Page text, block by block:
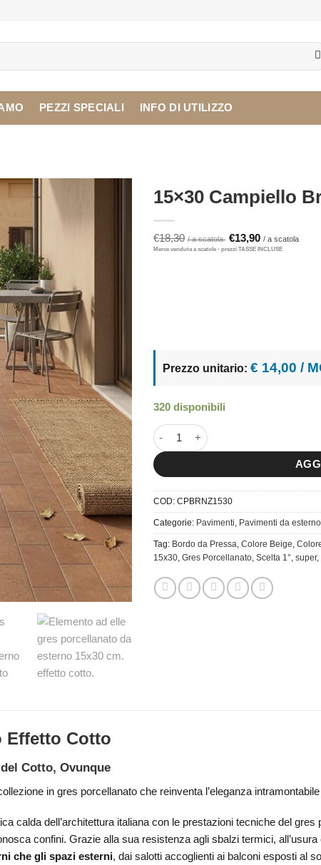
PEZZI SPECIALI INFO DI UTILIZZO
15×30 Campiello
€18,30
Il
prezzo
€13,90
Il
Prezzo unitario: € 14,00 /
320 disponibili
15x30 Campiello Bronzo quantità
COD: CPBRNZ1530
Categorie: Pavimenti, Pavimenti da esterno
Tag: Bordo da Pressa, Colore Beige,
15x30, Gres Porcellanato, Scelta 1°, super,
Effetto Cotto
Cotto, Ovunque
in gres porcellanato che reinventa l’eleganza
calda dell’architettura italiana con le prestazioni tecniche del
confini. Grazie alla sua resistenza agli sbalzi termici,
che gli spazi esterni, dai salotti accoglienti ai balconi esposti al